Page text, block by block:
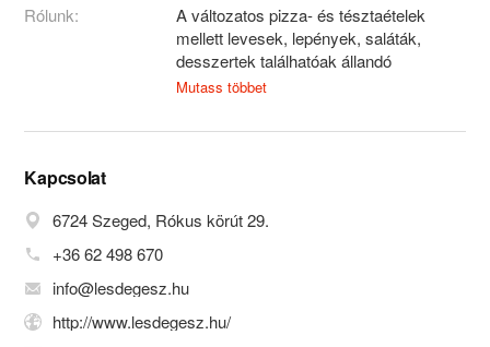
Rólunk:
A változatos pizza- és tésztaételek
mellett levesek, lepények, saláták,
desszertek találhatóak állandó
étlapunkon. 2010. áprilisától azok is
ételeket kedvelik.
termékcsalád durumlisztből készült
szeptember végéig pedig terasz kínál
lehetőséget a szabadabb légtérbe
vágyók részére.
Mutass többet
Kapcsolat
6724 Szeged, Rókus körút 29.
+36 62 498 670
info@lesdegesz.hu
http://www.lesdegesz.hu/